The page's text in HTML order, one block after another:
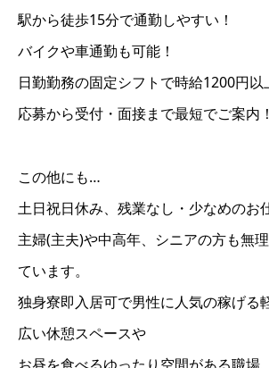
駅から徒歩15分で通勤しやすい！
バイクや車通勤も可能！
日勤勤務の固定シフトで時給1200円以
応募から受付・面接まで最短でご案内！
この他にも…
土日祝日休み、残業なし・少なめのお
主婦(主夫)や中高年、シニアの方も無
ています。
独身寮即入居可で男性に人気の稼げる
広い休憩スペースや